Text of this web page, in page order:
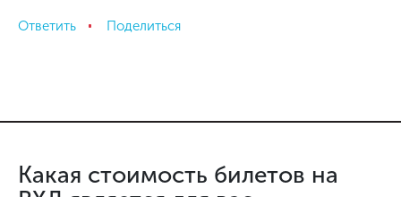
Ответить Поделиться
Какая стоимость билетов на